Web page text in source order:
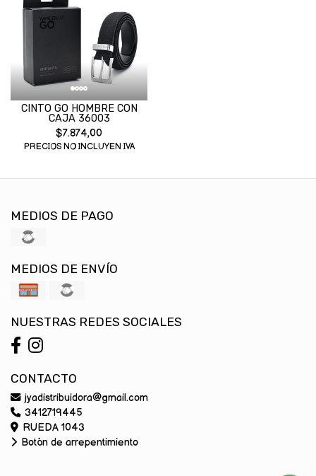
CINTO GO HOMBRE CON
CAJA 36003
$7.874,00
PRECIOS NO INCLUYEN IVA
MEDIOS DE PAGO
MEDIOS DE ENVÍO
NUESTRAS REDES SOCIALES
CONTACTO
jyadistribuidora@gmail.com
3412719445
RUEDA 1043
Botón de arrepentimiento